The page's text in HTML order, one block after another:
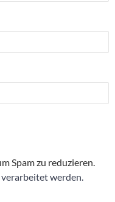
Spam zu reduzieren.
werden.